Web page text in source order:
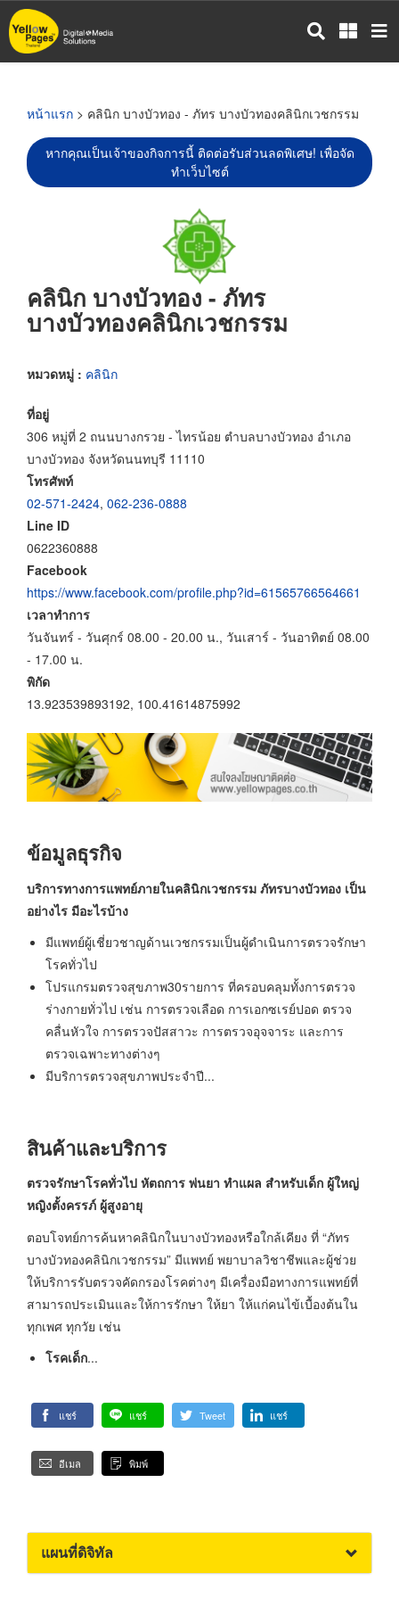
ข้าม
ไป
หน้าแรก > คลินิก บางบัวทอง - ภัทร บางบัวทองคลินิกเวชกรรม
หากคุณเป็นเจ้าของกิจการนี้ ติดต่อรับส่วนลดพิเศษ! เพื่อจัด
ทำเว็บไซต์
คลินิก บางบัวทอง - ภัทร
บางบัวทองคลินิกเวชกรรม
หมวดหมู่ : คลินิก
ที่อยู่
306 หมู่ที่ 2 ถนนบางกรวย - ไทรน้อย ตำบลบางบัวทอง อำเภอ
บางบัวทอง จังหวัดนนทบุรี 11110
โทรศัพท์
02-571-2424, 062-236-0888
Line ID
0622360888
Facebook
https://www.facebook.com/profile.php?id=61565766564661
เวลาทำการ
วันจันทร์ - วันศุกร์ 08.00 - 20.00 น., วันเสาร์ - วันอาทิตย์ 08.00
- 17.00 น.
พิกัด
13.923539893192, 100.41614875992
ข้อมูลธุรกิจ
บริการทางการแพทย์ภายในคลินิกเวชกรรม ภัทรบางบัวทอง เป็น
อย่างไร มีอะไรบ้าง
มีแพทย์ผู้เชี่ยวชาญด้านเวชกรรมเป็นผู้ดำเนินการตรวจรักษา
โรคทั่วไป
โปรแกรมตรวจสุขภาพ30รายการ ที่ครอบคลุมทั้งการตรวจ
ร่างกายทั่วไป เช่น การตรวจเลือด การเอกซเรย์ปอด ตรวจ
คลื่นหัวใจ การตรวจปัสสาวะ การตรวจอุจจาระ และการ
ตรวจเฉพาะทางต่างๆ
มีบริการตรวจสุขภาพประจำปี...
สินค้าและบริการ
ตรวจรักษาโรคทั่วไป หัตถการ พ่นยา ทำแผล สำหรับเด็ก ผู้ใหญ่
หญิงตั้งครรภ์ ผู้สูงอายุ
ตอบโจทย์การค้นหาคลินิกในบางบัวทองหรือใกล้เคียง ที่ “ภัทร
บางบัวทองคลินิกเวชกรรม” มีแพทย์ พยาบาลวิชาชีพและผู้ช่วย
ให้บริการรับตรวจคัดกรองโรคต่างๆ มีเครื่องมือทางการแพทย์ที่
สามารถประเมินและให้การรักษา ให้ยา ให้แก่คนไข้เบื้องต้นใน
ทุกเพศ ทุกวัย เช่น
โรคเด็ก...
แชร์ แชร์ Tweet แชร์
อีเมล พิมพ์
แผนที่ดิจิทัล